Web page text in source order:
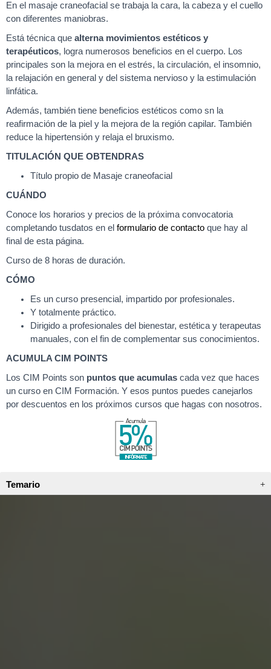
En el masaje craneofacial se trabaja la cara, la cabeza y el cuello
con diferentes maniobras.
Está técnica que alterna movimientos estéticos y
terapéuticos, logra numerosos beneficios en el cuerpo. Los
principales son la mejora en el estrés, la circulación, el insomnio,
la relajación en general y del sistema nervioso y la estimulación
linfática.
Además, también tiene beneficios estéticos como sn la
reafirmación de la piel y la mejora de la región capilar. También
reduce la hipertensión y relaja el bruxismo.
TITULACIÓN QUE OBTENDRAS
Título propio de Masaje craneofacial
CUÁNDO
Conoce los horarios y precios de la próxima convocatoria
completando tusdatos en el formulario de contacto que hay al
final de esta página.
Curso de 8 horas de duración.
CÓMO
Es un curso presencial, impartido por profesionales.
Y totalmente práctico.
Dirigido a profesionales del bienestar, estética y terapeutas
manuales, con el fin de complementar sus conocimientos.
ACUMULA CIM POINTS
Los CIM Points son puntos que acumulas cada vez que haces
un curso en CIM Formación. Y esos puntos puedes canejarlos
por descuentos en los próximos cursos que hagas con nosotros.
Temario